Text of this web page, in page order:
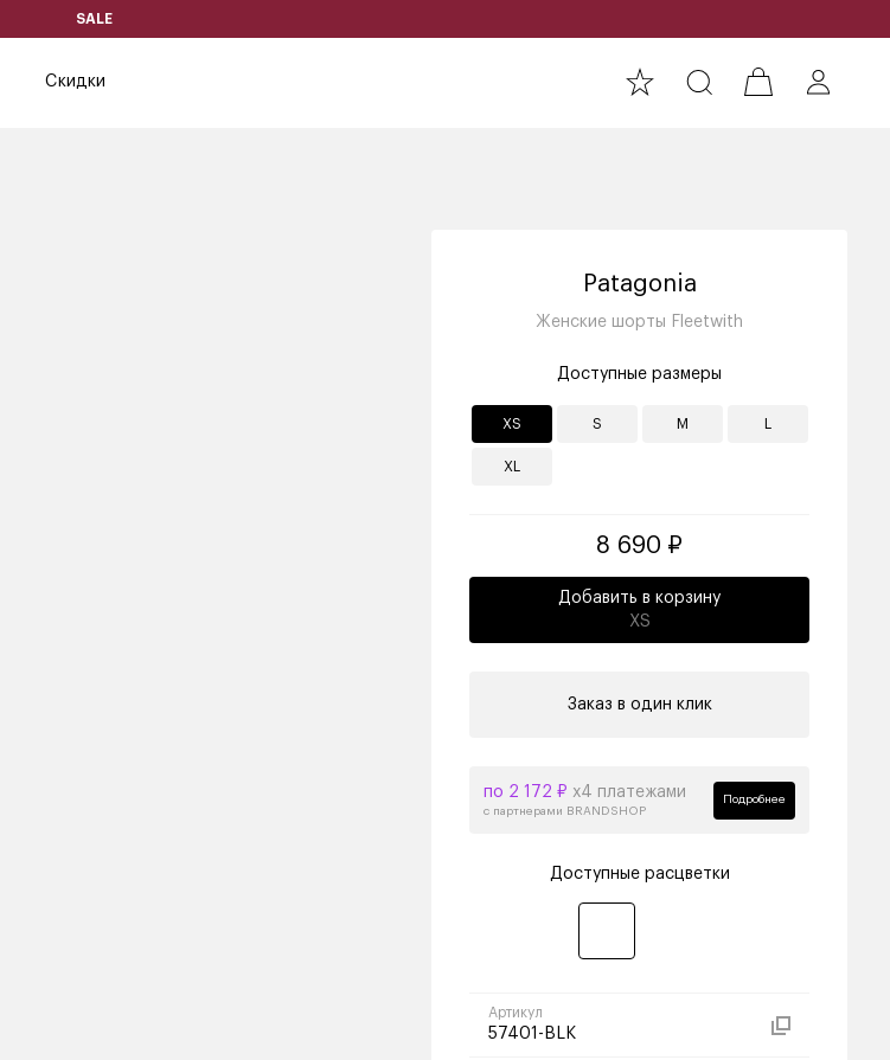
SALE
Скидки
Patagonia
Женские шорты Fleetwith
Доступные размеры
XS S M
XL
8 690 ₽
Добавить в корзину
XS
Заказ в один клик
по 2 172 ₽ х4 платежами
с партнерами BRANDSHOP
Подробнее
Доступные расцветки
Артикул
57401-BLK